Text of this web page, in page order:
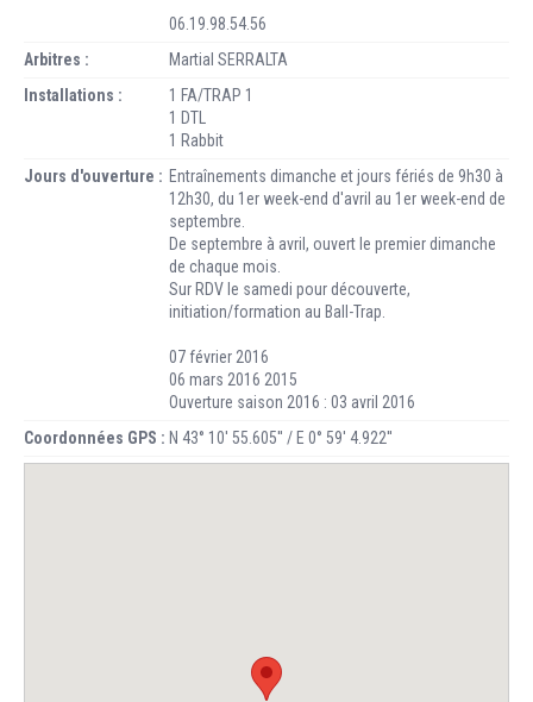
06.19.98.54.56
Arbitres :
Martial SERRALTA
Installations :
1 FA/TRAP 1
1 DTL
1 Rabbit
Jours d'ouverture : Entraînements dimanche et jours fériés de 9h30 à
12h30, du 1er week-end d'avril au 1er week-end de
septembre.
De septembre à avril, ouvert le premier dimanche
de chaque mois.
Sur RDV le samedi pour découverte,
initiation/formation au Ball-Trap.
07 février 2016
06 mars 2016 2015
Ouverture saison 2016 : 03 avril 2016
Coordonnées GPS : N 43° 10' 55.605'' / E 0° 59' 4.922''